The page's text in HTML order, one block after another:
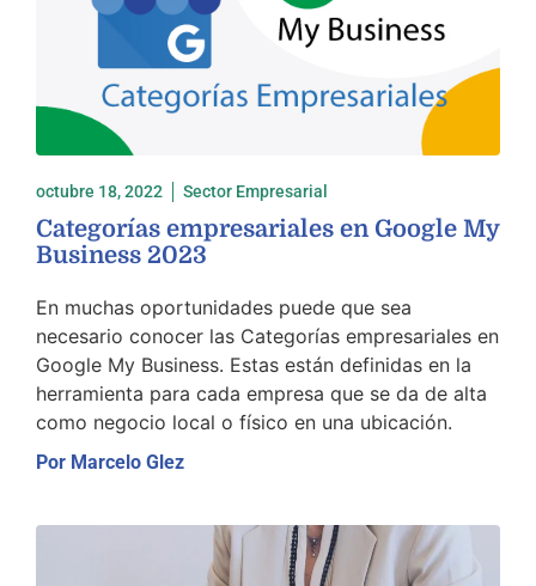
octubre 18, 2022 Sector Empresarial
Categorías empresariales en Google My
Business 2023
En muchas oportunidades puede que sea
necesario conocer las Categorías empresariales en
Google My Business. Estas están definidas en la
herramienta para cada empresa que se da de alta
como negocio local o físico en una ubicación.
Por Marcelo Glez